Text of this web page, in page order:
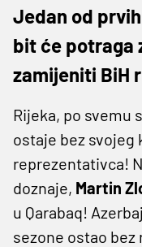
Jedan od
bit će potraga
zamijeniti BiH
Rijeka, po svemu
ostaje bez svojeg
reprezentativca!
doznaje, Martin
u Qarabaq!
sezone ostao bez